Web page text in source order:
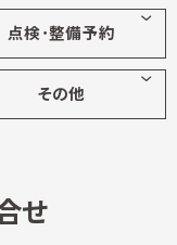
点検･整備予約
その他
せ